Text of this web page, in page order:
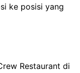
ke posisi yang
Restaurant di